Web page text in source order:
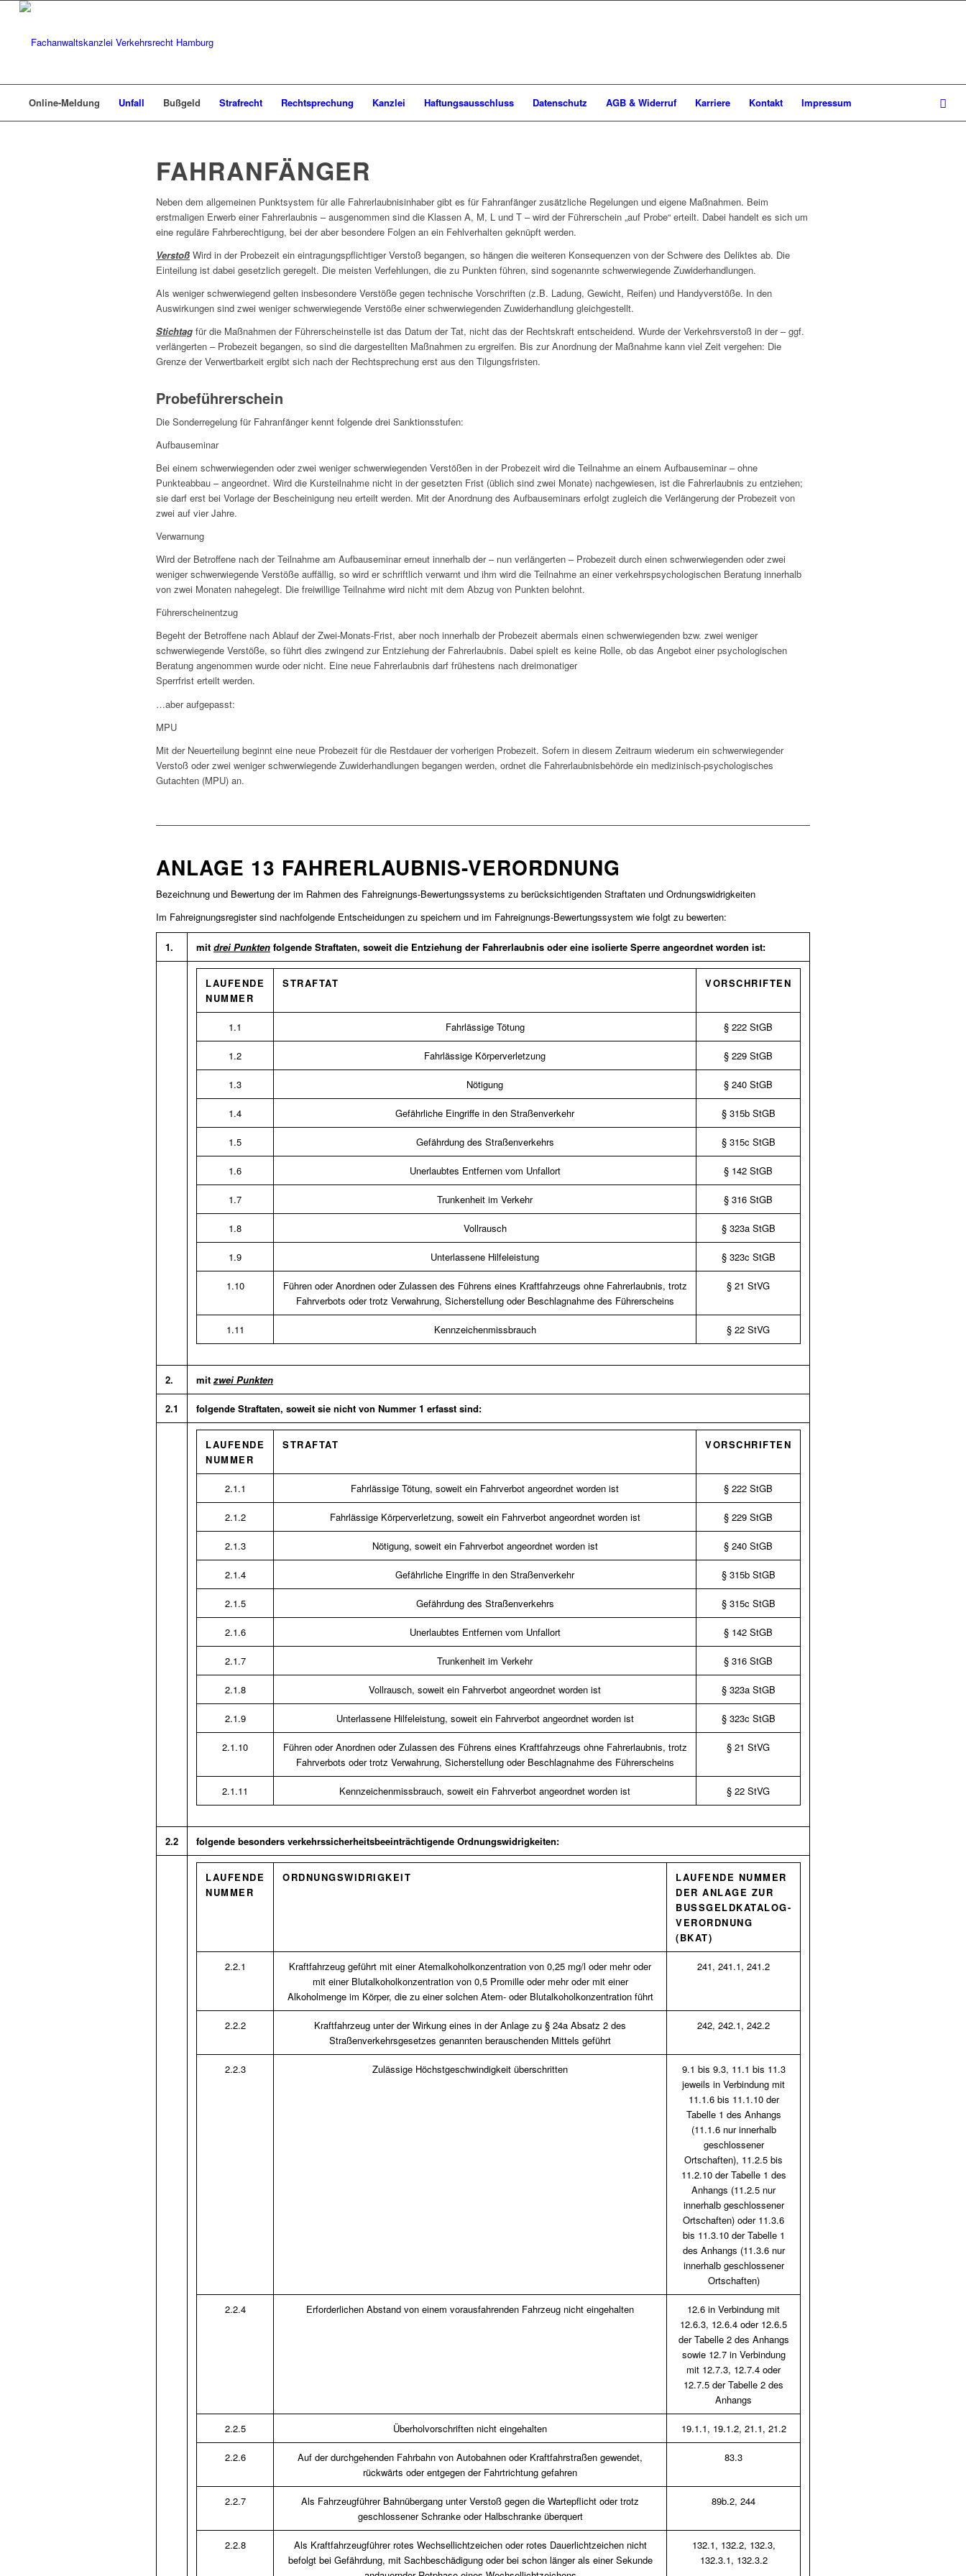
Online-Meldung Unfall Bußgeld Strafrecht Rechtsprechung Kanzlei Haftungsausschluss Datenschutz AGB & Widerruf Karriere Kontakt Impressum
FAHRANFÄNGER
Neben dem allgemeinen Punktsystem für alle Fahrerlaubnisinhaber gibt es für Fahranfänger zusätzliche Regelungen und eigene Maßnahmen. Beim
erstmaligen Erwerb einer Fahrerlaubnis – ausgenommen sind die Klassen A, M, L und T – wird der Führerschein „auf Probe“ erteilt. Dabei handelt es sich um
eine reguläre Fahrberechtigung, bei der aber besondere Folgen an ein Fehlverhalten geknüpft werden.
Verstoß Wird in der Probezeit ein eintragungspflichtiger Verstoß begangen, so hängen die weiteren Konsequenzen von der Schwere des Deliktes ab. Die
Einteilung ist dabei gesetzlich geregelt. Die meisten Verfehlungen, die zu Punkten führen, sind sogenannte schwerwiegende Zuwiderhandlungen.
Als weniger schwerwiegend gelten insbesondere Verstöße gegen technische Vorschriften (z.B. Ladung, Gewicht, Reifen) und Handyverstöße. In den
Auswirkungen sind zwei weniger schwerwiegende Verstöße einer schwerwiegenden Zuwiderhandlung gleichgestellt.
Stichtag für die Maßnahmen der Führerscheinstelle ist das Datum der Tat, nicht das der Rechtskraft entscheidend. Wurde der Verkehrsverstoß in der – ggf.
verlängerten – Probezeit begangen, so sind die dargestellten Maßnahmen zu ergreifen. Bis zur Anordnung der Maßnahme kann viel Zeit vergehen: Die
Grenze der Verwertbarkeit ergibt sich nach der Rechtsprechung erst aus den Tilgungsfristen.
Probeführerschein
Die Sonderregelung für Fahranfänger kennt folgende drei Sanktionsstufen:
Aufbauseminar
Bei einem schwerwiegenden oder zwei weniger schwerwiegenden Verstößen in der Probezeit wird die Teilnahme an einem Aufbauseminar – ohne
Punkteabbau – angeordnet. Wird die Kursteilnahme nicht in der gesetzten Frist (üblich sind zwei Monate) nachgewiesen, ist die Fahrerlaubnis zu entziehen;
sie darf erst bei Vorlage der Bescheinigung neu erteilt werden. Mit der Anordnung des Aufbauseminars erfolgt zugleich die Verlängerung der Probezeit von
zwei auf vier Jahre.
Verwarnung
Wird der Betroffene nach der Teilnahme am Aufbauseminar erneut innerhalb der – nun verlängerten – Probezeit durch einen schwerwiegenden oder zwei
weniger schwerwiegende Verstöße auffällig, so wird er schriftlich verwarnt und ihm wird die Teilnahme an einer verkehrspsychologischen Beratung innerhalb
von zwei Monaten nahegelegt. Die freiwillige Teilnahme wird nicht mit dem Abzug von Punkten belohnt.
Führerscheinentzug
Begeht der Betroffene nach Ablauf der Zwei-Monats-Frist, aber noch innerhalb der Probezeit abermals einen schwerwiegenden bzw. zwei weniger
schwerwiegende Verstöße, so führt dies zwingend zur Entziehung der Fahrerlaubnis. Dabei spielt es keine Rolle, ob das Angebot einer psychologischen
Beratung angenommen wurde oder nicht. Eine neue Fahrerlaubnis darf frühestens nach dreimonatiger
Sperrfrist erteilt werden.
…aber aufgepasst:
MPU
Mit der Neuerteilung beginnt eine neue Probezeit für die Restdauer der vorherigen Probezeit. Sofern in diesem Zeitraum wiederum ein schwerwiegender
Verstoß oder zwei weniger schwerwiegende Zuwiderhandlungen begangen werden, ordnet die Fahrerlaubnisbehörde ein medizinisch-psychologisches
Gutachten (MPU) an.
ANLAGE 13 FAHRERLAUBNIS-VERORDNUNG
Bezeichnung und Bewertung der im Rahmen des Fahreignungs-Bewertungssystems zu berücksichtigenden Straftaten und Ordnungswidrigkeiten
Im Fahreignungsregister sind nachfolgende Entscheidungen zu speichern und im Fahreignungs-Bewertungssystem wie folgt zu bewerten:
1. mit drei Punkten folgende Straftaten, soweit die Entziehung der Fahrerlaubnis oder eine isolierte Sperre angeordnet worden ist:
LAUFENDE
NUMMER
STRAFTAT VORSCHRIFTEN
1.1 Fahrlässige Tötung § 222 StGB
1.2 Fahrlässige Körperverletzung § 229 StGB
1.3 Nötigung § 240 StGB
1.4 Gefährliche Eingriffe in den Straßenverkehr § 315b StGB
1.5 Gefährdung des Straßenverkehrs § 315c StGB
1.6 Unerlaubtes Entfernen vom Unfallort § 142 StGB
1.7 Trunkenheit im Verkehr § 316 StGB
1.8 Vollrausch § 323a StGB
1.9 Unterlassene Hilfeleistung § 323c StGB
1.10
Führen oder Anordnen oder Zulassen des Führens eines Kraftfahrzeugs ohne Fahrerlaubnis, trotz
Fahrverbots oder trotz Verwahrung, Sicherstellung oder Beschlagnahme des Führerscheins
§ 21 StVG
1.11 Kennzeichenmissbrauch § 22 StVG
2. mit zwei Punkten
2.1 folgende Straftaten, soweit sie nicht von Nummer 1 erfasst sind:
LAUFENDE
NUMMER
STRAFTAT VORSCHRIFTEN
2.1.1 Fahrlässige Tötung, soweit ein Fahrverbot angeordnet worden ist § 222 StGB
2.1.2 Fahrlässige Körperverletzung, soweit ein Fahrverbot angeordnet worden ist § 229 StGB
2.1.3 Nötigung, soweit ein Fahrverbot angeordnet worden ist § 240 StGB
2.1.4 Gefährliche Eingriffe in den Straßenverkehr § 315b StGB
2.1.5 Gefährdung des Straßenverkehrs § 315c StGB
2.1.6 Unerlaubtes Entfernen vom Unfallort § 142 StGB
2.1.7 Trunkenheit im Verkehr § 316 StGB
2.1.8 Vollrausch, soweit ein Fahrverbot angeordnet worden ist § 323a StGB
2.1.9 Unterlassene Hilfeleistung, soweit ein Fahrverbot angeordnet worden ist § 323c StGB
2.1.10
Führen oder Anordnen oder Zulassen des Führens eines Kraftfahrzeugs ohne Fahrerlaubnis, trotz
Fahrverbots oder trotz Verwahrung, Sicherstellung oder Beschlagnahme des Führerscheins
§ 21 StVG
2.1.11 Kennzeichenmissbrauch, soweit ein Fahrverbot angeordnet worden ist § 22 StVG
2.2 folgende besonders verkehrssicherheitsbeeinträchtigende Ordnungswidrigkeiten:
LAUFENDE
NUMMER
ORDNUNGSWIDRIGKEIT
LAUFENDE NUMMER
DER ANLAGE ZUR
BUSSGELDKATALOG-V
ERORDNUNG (
BKAT)
2.2.1
Kraftfahrzeug geführt mit einer Atemalkoholkonzentration von 0,25 mg/l oder mehr oder
mit einer Blutalkoholkonzentration von 0,5 Promille oder mehr oder mit einer
Alkoholmenge im Körper, die zu einer solchen Atem- oder Blutalkoholkonzentration führt
241, 241.1, 241.2
2.2.2
Kraftfahrzeug unter der Wirkung eines in der Anlage zu § 24a Absatz 2 des
Straßenverkehrsgesetzes genannten berauschenden Mittels geführt
242, 242.1, 242.2
2.2.3 Zulässige Höchstgeschwindigkeit überschritten
9.1 bis 9.3, 11.1 bis 11.3
jeweils in Verbindung mit
11.1.6 bis 11.1.10 der
Tabelle 1 des Anhangs
(11.1.6 nur innerhalb
geschlossener
Ortschaften), 11.2.5 bis
11.2.10 der Tabelle 1 des
Anhangs (11.2.5 nur
innerhalb geschlossener
Ortschaften) oder 11.3.6
bis 11.3.10 der Tabelle 1
des Anhangs (11.3.6 nur
innerhalb geschlossener
Ortschaften)
2.2.4 Erforderlichen Abstand von einem vorausfahrenden Fahrzeug nicht eingehalten
12.6 in Verbindung mit
12.6.3, 12.6.4 oder 12.6.5
der Tabelle 2 des Anhangs
sowie 12.7 in Verbindung
mit 12.7.3, 12.7.4 oder
12.7.5 der Tabelle 2 des
Anhangs
2.2.5 Überholvorschriften nicht eingehalten 19.1.1, 19.1.2, 21.1, 21.2
2.2.6
Auf der durchgehenden Fahrbahn von Autobahnen oder Kraftfahrstraßen gewendet,
rückwärts oder entgegen der Fahrtrichtung gefahren
83.3
2.2.7
Als Fahrzeugführer Bahnübergang unter Verstoß gegen die Wartepflicht oder trotz
geschlossener Schranke oder Halbschranke überquert
89b.2, 244
2.2.8
Als Kraftfahrzeugführer rotes Wechsellichtzeichen oder rotes Dauerlichtzeichen nicht
befolgt bei Gefährdung, mit Sachbeschädigung oder bei schon länger als einer Sekunde
132.1, 132.2, 132.3,
132.3.1, 132.3.2